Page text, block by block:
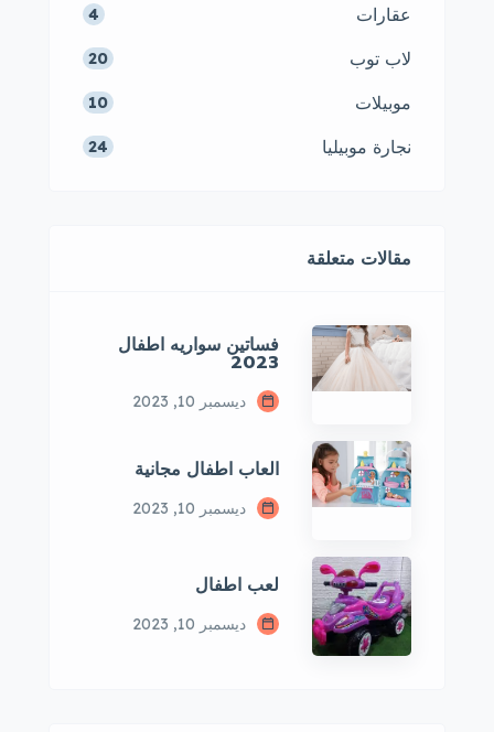
عقارات 4
لاب توب 20
موبيلات 10
نجارة موبيليا 24
مقالات متعلقة
فساتين سواريه اطفال
2023
ديسمبر 10, 2023
العاب اطفال مجانية
ديسمبر 10, 2023
لعب اطفال
ديسمبر 10, 2023